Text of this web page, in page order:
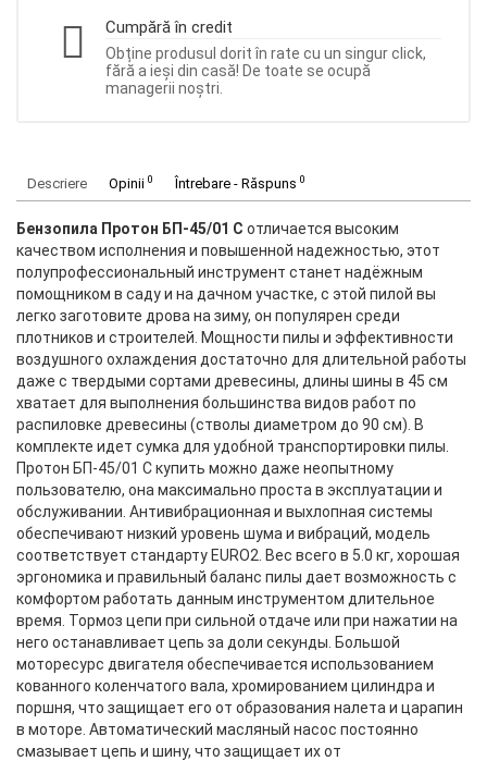
Cumpără în credit
Obține produsul dorit în rate cu un singur click,
fără a ieși din casă! De toate se ocupă
managerii noștri.
Descriere Opinii 0 Întrebare - Răspuns 0
Бензопила Протон БП-45/01 C отличается высоким
качеством исполнения и повышенной надежностью, этот
полупрофессиональный инструмент станет надёжным
помощником в саду и на дачном участке, с этой пилой вы
легко заготовите дрова на зиму, он популярен среди
плотников и строителей. Мощности пилы и эффективности
воздушного охлаждения достаточно для длительной работы
даже с твердыми сортами древесины, длины шины в 45 см
хватает для выполнения большинства видов работ по
распиловке древесины (стволы диаметром до 90 см). В
комплекте идет сумка для удобной транспортировки пилы.
Протон БП-45/01 C купить можно даже неопытному
пользователю, она максимально проста в эксплуатации и
обслуживании. Антивибрационная и выхлопная системы
обеспечивают низкий уровень шума и вибраций, модель
соответствует стандарту EURO2. Вес всего в 5.0 кг, хорошая
эргономика и правильный баланс пилы дает возможность с
комфортом работать данным инструментом длительное
время. Тормоз цепи при сильной отдаче или при нажатии на
него останавливает цепь за доли секунды. Большой
моторесурс двигателя обеспечивается использованием
кованного коленчатого вала, хромированием цилиндра и
поршня, что защищает его от образования налета и царапин
в моторе. Автоматический масляный насос постоянно
смазывает цепь и шину, что защищает их от